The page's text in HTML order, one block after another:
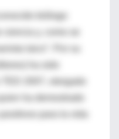
biólogo
y, como se
2007, otorgado